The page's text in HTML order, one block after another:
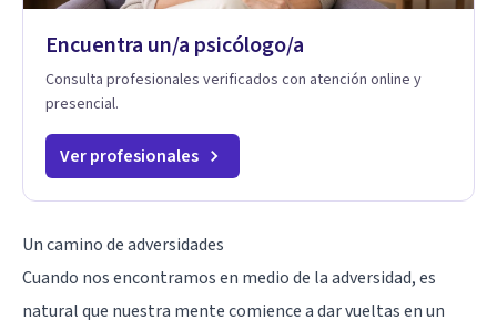
Encuentra un/a psicólogo/a
Consulta profesionales verificados con atención online y
presencial.
Ver profesionales
Un camino de adversidades
Cuando nos encontramos en medio de la adversidad, es
natural que nuestra mente comience a dar vueltas en un